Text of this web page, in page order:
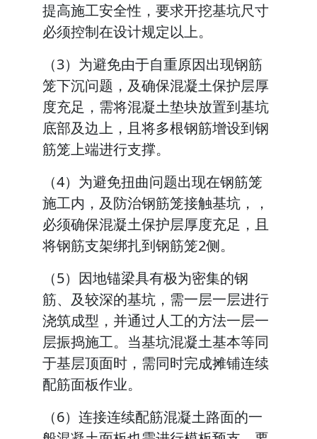
提高施工安全性，要求开挖基坑尺寸
必须控制在设计规定以上。
（3）为避免由于自重原因出现钢筋
笼下沉问题，及确保混凝土保护层厚
度充足，需将混凝土垫块放置到基坑
底部及边上，且将多根钢筋增设到钢
筋笼上端进行支撑。
（4）为避免扭曲问题出现在钢筋笼
施工内，及防治钢筋笼接触基坑，，
必须确保混凝土保护层厚度充足，且
将钢筋支架绑扎到钢筋笼2侧。
（5）因地锚梁具有极为密集的钢
筋、及较深的基坑，需一层一层进行
浇筑成型，并通过人工的方法一层一
层振捣施工。当基坑混凝土基本等同
于基层顶面时，需同时完成摊铺连续
配筋面板作业。
（6）连接连续配筋混凝土路面的一